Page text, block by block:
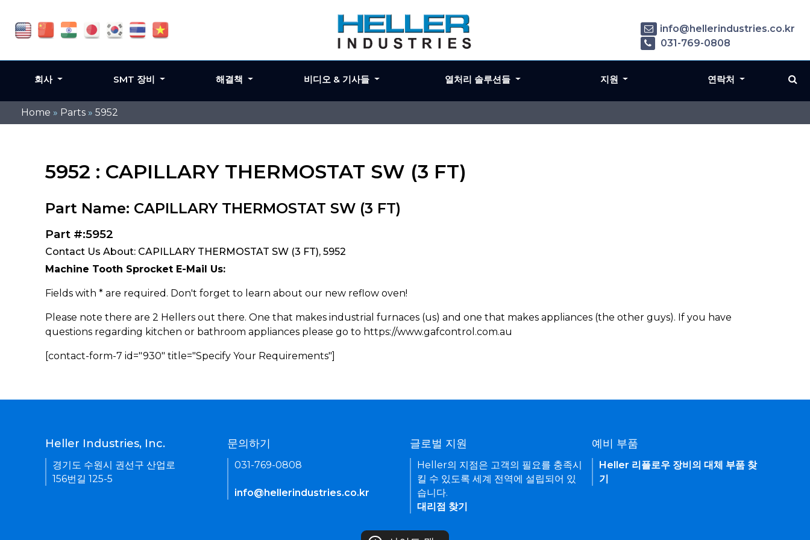
Home » Parts » 5952
5952 : CAPILLARY THERMOSTAT SW (3 FT)
Part Name: CAPILLARY THERMOSTAT SW (3 FT)
Part #:5952
Contact Us About: CAPILLARY THERMOSTAT SW (3 FT), 5952
Machine Tooth Sprocket E-Mail Us:
Fields with * are required. Don't forget to learn about our new reflow oven!
Please note there are 2 Hellers out there. One that makes industrial furnaces (us) and one that makes appliances (the other guys). If you have
questions regarding kitchen or bathroom appliances please go to https://www.gafcontrol.com.au
[contact-form-7 id="930" title="Specify Your Requirements"]
info@hellerindustries.co.kr
031-769-0808
회사 SMT 장비 해결책 비디오 & 기사들 열처리 솔루션들 지원 연락처
Heller Industries, Inc.
경기도 수원시 권선구 산업로
156번길 125-5
문의하기
031-769-0808
info@hellerindustries.co.kr
글로벌 지원
Heller의 지점은 고객의 필요를 충족시
킬 수 있도록 세계 전역에 설립되어 있
습니다.
대리점 찾기
예비 부품
Heller 리플로우 장비의 대체 부품 찾
기